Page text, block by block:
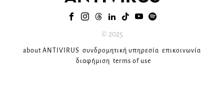
© 2025
about ANTIVIRUS συνδρομητική υπηρεσία επικοινωνία
διαφήμιση terms of use